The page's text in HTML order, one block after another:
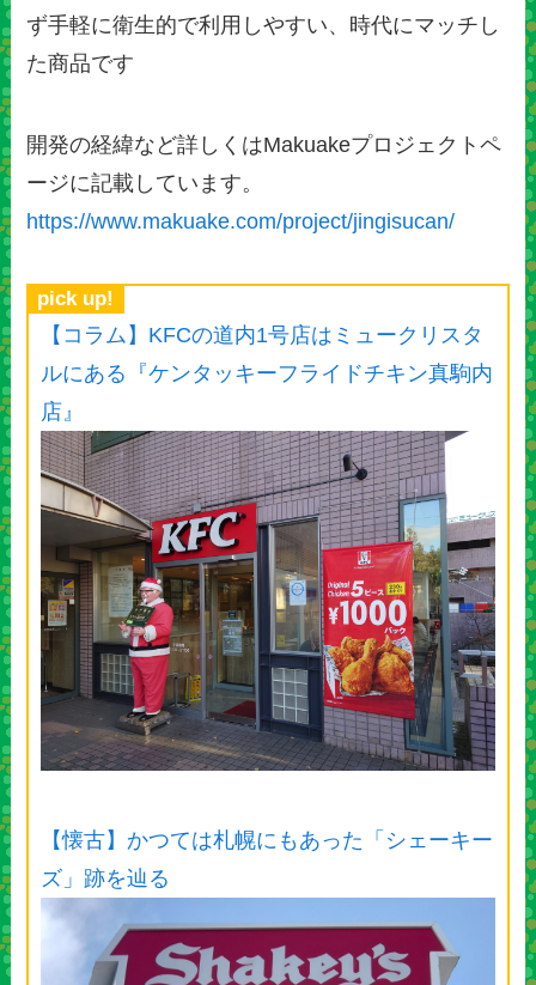
ず手軽に衛生的で利用しやすい、時代にマッチし
た商品です
開発の経緯など詳しくはMakuakeプロジェクトペ
ージに記載しています。
https://www.makuake.com/project/jingisucan/
pick up!
【コラム】KFCの道内1号店はミュークリスタ
ルにある『ケンタッキーフライドチキン真駒内
店』
【懐古】かつては札幌にもあった「シェーキー
ズ」跡を辿る